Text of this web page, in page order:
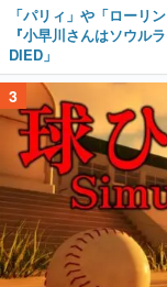
「パリィ」や「ローリ
『小早川さんはソウル
DIED」
3